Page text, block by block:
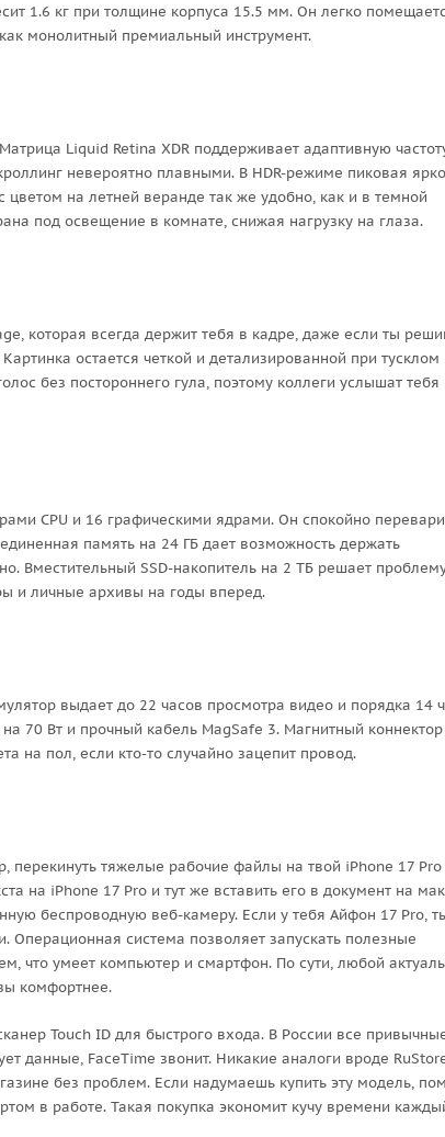
1.6 кг при толщине корпуса 15.5 мм. Он легко
монолитный премиальный инструмент.
Liquid Retina XDR поддерживает адаптивную
невероятно плавными. В HDR-режиме пиковая
цветом на летней веранде так же удобно, как и в темной
под освещение в комнате, снижая нагрузку на глаза.
которая всегда держит тебя в кадре, даже если ты
остается четкой и детализированной при тусклом
без постороннего гула, поэтому коллеги услышат тебя
CPU и 16 графическими ядрами. Он спокойно
память на 24 ГБ дает возможность держать
Вместительный SSD-накопитель на 2 ТБ решает
и личные архивы на годы вперед.
выдает до 22 часов просмотра видео и порядка 14
70 Вт и прочный кабель MagSafe 3. Магнитный коннектор
на пол, если кто-то случайно зацепит провод.
перекинуть тяжелые рабочие файлы на твой iPhone 17
на iPhone 17 Pro и тут же вставить его в документ на
беспроводную веб-камеру. Если у тебя Айфон 17 Pro,
система позволяет запускать полезные
что умеет компьютер и смартфон. По сути, любой
комфортнее.
Touch ID для быстрого входа. В России все
данные, FaceTime звонит. Никакие аналоги вроде
без проблем. Если надумаешь купить эту модель,
в работе. Такая покупка экономит кучу времени